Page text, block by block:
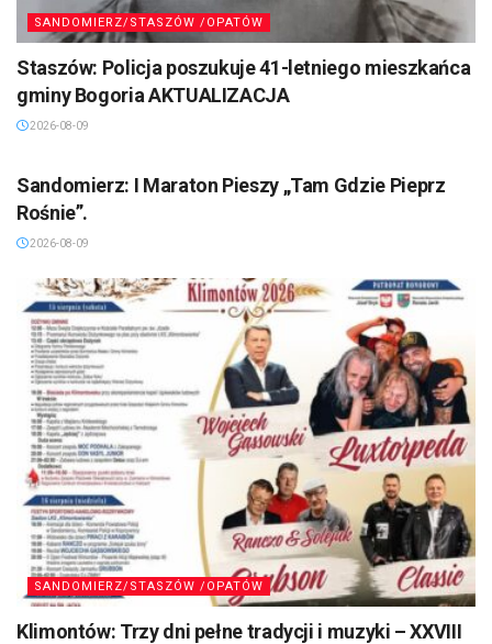
SANDOMIERZ/STASZÓW /OPATÓW
Staszów: Policja poszukuje 41-letniego mieszkańca
gminy Bogoria AKTUALIZACJA
2026-08-09
Sandomierz: I Maraton Pieszy „Tam Gdzie Pieprz
Rośnie”.
2026-08-09
SANDOMIERZ/STASZÓW /OPATÓW
Klimontów: Trzy dni pełne tradycji i muzyki – XXVIII